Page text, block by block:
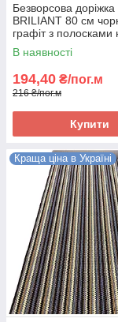
Безворсова доріжка
BRILIANT 80 см
графіт з полосками
підлогу на кухню, в
В наявності
194,40 ₴/пог.м
216 ₴/пог.м
Купити
Краща ціна в Україні